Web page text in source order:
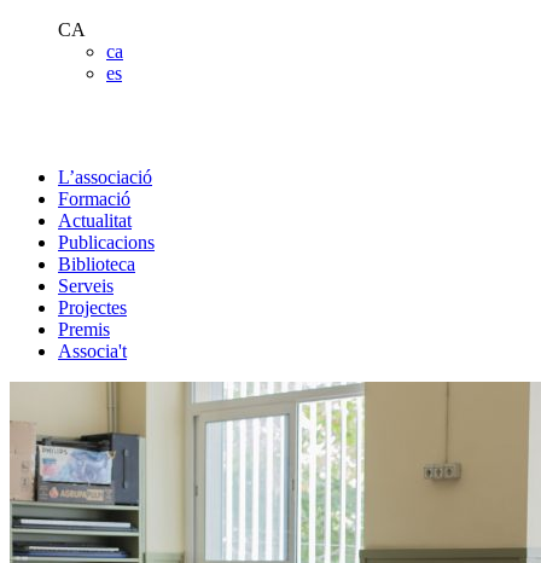
CA
ca
es
L’associació
Formació
Actualitat
Publicacions
Biblioteca
Serveis
Projectes
Premis
Associa't